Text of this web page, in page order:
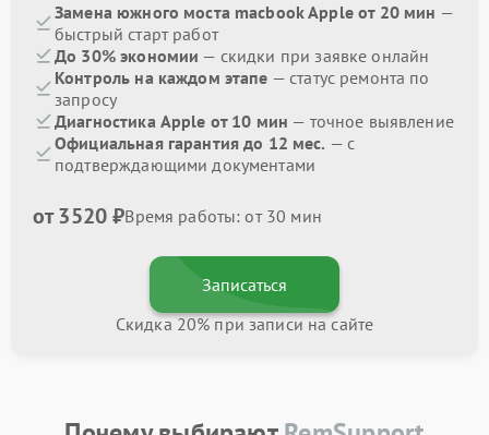
Замена южного моста macbook Apple от 20 мин —
быстрый старт работ
До 30% экономии — скидки при заявке онлайн
Контроль на каждом этапе — статус ремонта по
запросу
Диагностика Apple от 10 мин — точное выявление
Официальная гарантия до 12 мес. — с
подтверждающими документами
от 3520 ₽Время работы: от 30 мин
Записаться
Скидка 20% при записи на сайте